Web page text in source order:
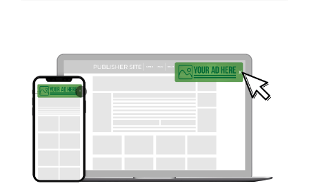
In-Page-Push-Anzeigen sind Display-Anzeigen mit einem Design genau
wie eine Push-Benachrichtigung. Die Anzeige enthält links ein 192×192
oder 720x480 (Icon/Bild) und hat rechts Platz für einen Text: Titel &
Beschreibung. Das Formats verfügt über eine Schaltfläche zum
Schließen der Anzeige auf der rechten Seite.
max. 50 Zeichen, Beschreibung max. 90 Zeichen, Brand max. 30
Preismodell: CPM, CPC